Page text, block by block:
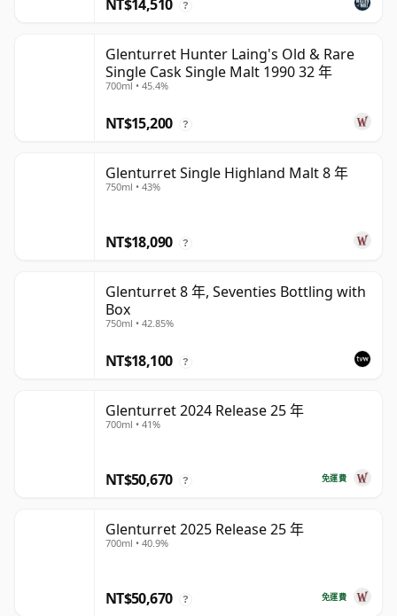
NT$14,510 ?
Glenturret Hunter Laing's Old & Rare
Single Cask Single Malt 1990 32 年
700ml • 45.4%
NT$15,200 ?
Glenturret Single Highland Malt 8 年
750ml • 43%
NT$18,090 ?
Glenturret 8 年, Seventies Bottling with
Box
750ml • 42.85%
NT$18,100 ?
Glenturret 2024 Release 25 年
700ml • 41%
免運費
NT$50,670 ?
Glenturret 2025 Release 25 年
700ml • 40.9%
免運費
NT$50,670 ?